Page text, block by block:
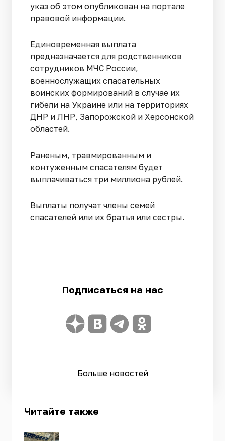
указ об этом опубликован на портале
правовой информации.
Единовременная выплата
предназначается для родственников
сотрудников МЧС России,
военнослужащих спасательных
воинских формирований в случае их
гибели на Украине или на территориях
ДНР и ЛНР, Запорожской и Херсонской
областей.
Раненым, травмированным и
контуженным спасателям будет
выплачиваться три миллиона рублей.
Выплаты получат члены семей
спасателей или их братья или сестры.
Подписаться на нас
Больше новостей
Читайте также